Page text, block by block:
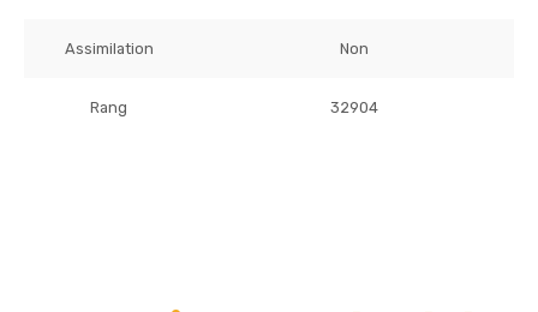
Assimilation Non
Rang 32904